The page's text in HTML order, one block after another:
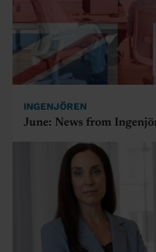
INGENJÖREN
June: News from